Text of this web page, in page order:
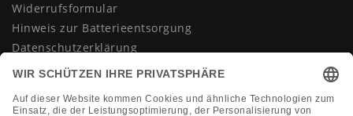
Widerrufsformular
Hinweis zur Batterieentsorgung
Datenschutzerklärung
AGB